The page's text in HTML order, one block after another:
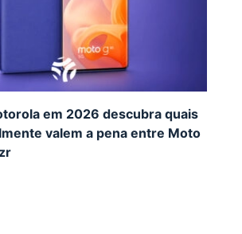
em 2026 descubra quais
valem a pena entre Moto